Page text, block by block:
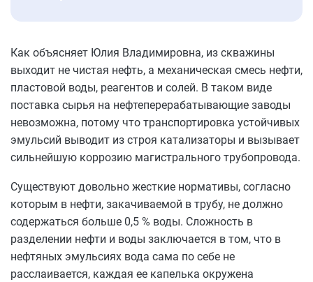
Как объясняет Юлия Владимировна, из скважины
выходит не чистая нефть, а механическая смесь нефти,
пластовой воды, реагентов и солей. В таком виде
поставка сырья на нефтеперерабатывающие заводы
невозможна, потому что транспортировка устойчивых
эмульсий выводит из строя катализаторы и вызывает
сильнейшую коррозию магистрального трубопровода.
Существуют довольно жесткие нормативы, согласно
которым в нефти, закачиваемой в трубу, не должно
содержаться больше 0,5 % воды. Сложность в
разделении нефти и воды заключается в том, что в
нефтяных эмульсиях вода сама по себе не
расслаивается, каждая ее капелька окружена